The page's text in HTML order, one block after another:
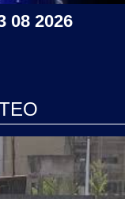
08 2026